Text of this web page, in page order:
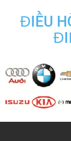
contentĐIỀU